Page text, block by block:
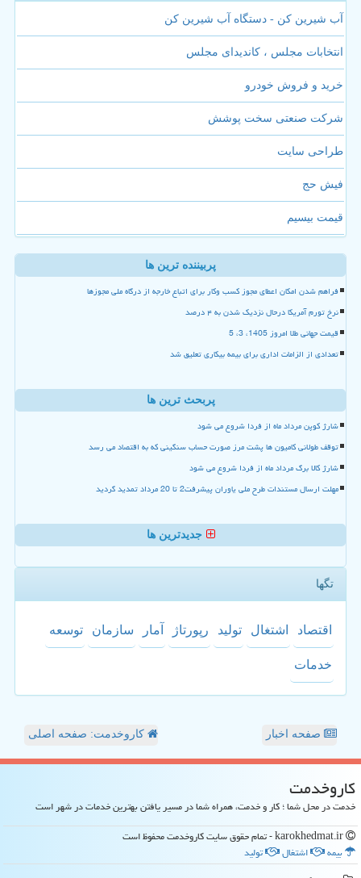
آب شیرین کن - دستگاه آب شیرین کن
انتخابات مجلس ، کاندیدای مجلس
خرید و فروش خودرو
شرکت صنعتی سخت پوشش
طراحی سایت
فیش حج
قیمت بیسیم
پربیننده ترین ها
فراهم شدن امکان اعطای مجوز کسب وکار برای اتباع خارجه از درگاه ملی مجوزها
نرخ تورم آمریکا درحال نزدیک شدن به ۴ درصد
قیمت جهانی طلا امروز 1405، 3، 5
تعدادی از الزامات اداری برای بیمه بیکاری تعلیق شد
پربحث ترین ها
شارژ کوپن مرداد ماه از فردا شروع می شود
توقف طولانی کامیون ها پشت مرز صورت حساب سنگینی که به اقتصاد می رسد
شارژ کالا برگ مرداد ماه از فردا شروع می شود
مهلت ارسال مستندات طرح ملی یاوران پیشرفت2 تا 20 مرداد تمدید گردید
جدیدترین ها
تگها
اقتصاد اشتغال تولید رپورتاژ آمار سازمان توسعه
خدمات
صفحه اخبار کاروخدمت: صفحه اصلی
كاروخدمت
خدمت در محل شما ؛ کار و خدمت، همراه شما در مسیر یافتن بهترین خدمات در شهر است
بیمه
اشتغال
تولید